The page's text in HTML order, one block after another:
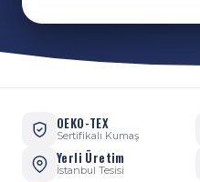
OEKO-TEX
Sertifikalı Kumaş
Yerli Üretim
İstanbul Tesisi